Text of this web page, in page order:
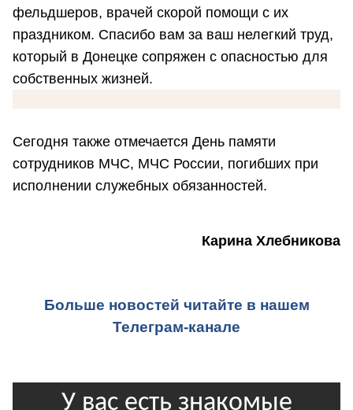
фельдшеров, врачей скорой помощи с их
праздником. Спасибо вам за ваш нелегкий труд,
который в Донецке сопряжен с опасностью для
собственных жизней.
Сегодня также отмечается День памяти
сотрудников МЧС, МЧС России, погибших при
исполнении служебных обязанностей.
Карина Хлебникова
Больше новостей читайте в нашем
Телеграм-канале